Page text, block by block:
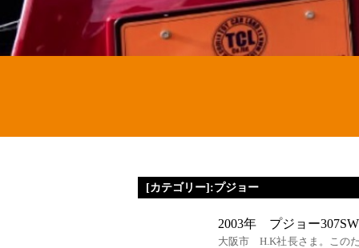
[カテゴリー]:プジョー
2003年 プジョー
大阪市 H.K社長さま。この